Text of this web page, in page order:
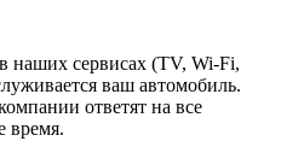
наших сервисах (TV, Wi-Fi,
ваш автомобиль.
ответят на все
время.